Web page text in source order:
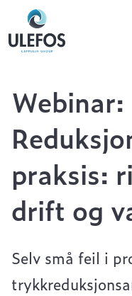
WEBINAR:
VALG, DRIFT OG
Webinar:
praksis:
drift og
Selv små feil i